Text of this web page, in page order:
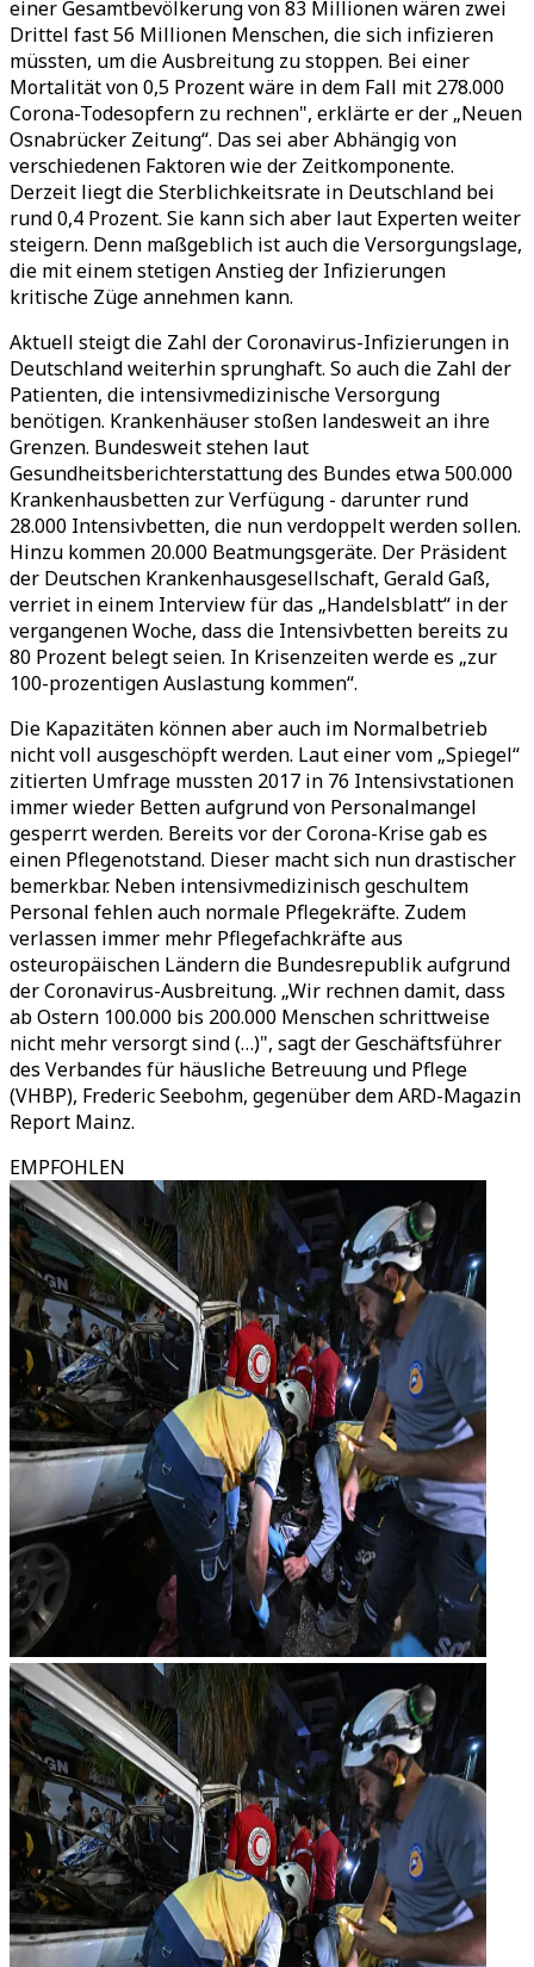
einer Gesamtbevölkerung von 83 Millionen wären zwei
Drittel fast 56 Millionen Menschen, die sich infizieren
müssten, um die Ausbreitung zu stoppen. Bei einer
Mortalität von 0,5 Prozent wäre in dem Fall mit 278.000
Corona-Todesopfern zu rechnen", erklärte er der „Neuen
Osnabrücker Zeitung“. Das sei aber Abhängig von
verschiedenen Faktoren wie der Zeitkomponente.
Derzeit liegt die Sterblichkeitsrate in Deutschland bei
rund 0,4 Prozent. Sie kann sich aber laut Experten weiter
steigern. Denn maßgeblich ist auch die Versorgungslage,
die mit einem stetigen Anstieg der Infizierungen
kritische Züge annehmen kann.
Aktuell steigt die Zahl der Coronavirus-Infizierungen in
Deutschland weiterhin sprunghaft. So auch die Zahl der
Patienten, die intensivmedizinische Versorgung
benötigen. Krankenhäuser stoßen landesweit an ihre
Grenzen. Bundesweit stehen laut
Gesundheitsberichterstattung des Bundes etwa 500.000
Krankenhausbetten zur Verfügung - darunter rund
28.000 Intensivbetten, die nun verdoppelt werden sollen.
Hinzu kommen 20.000 Beatmungsgeräte. Der Präsident
der Deutschen Krankenhausgesellschaft, Gerald Gaß,
verriet in einem Interview für das „Handelsblatt“ in der
vergangenen Woche, dass die Intensivbetten bereits zu
80 Prozent belegt seien. In Krisenzeiten werde es „zur
100-prozentigen Auslastung kommen“.
Die Kapazitäten können aber auch im Normalbetrieb
nicht voll ausgeschöpft werden. Laut einer vom „Spiegel“
zitierten Umfrage mussten 2017 in 76 Intensivstationen
immer wieder Betten aufgrund von Personalmangel
gesperrt werden. Bereits vor der Corona-Krise gab es
einen Pflegenotstand. Dieser macht sich nun drastischer
bemerkbar. Neben intensivmedizinisch geschultem
Personal fehlen auch normale Pflegekräfte. Zudem
verlassen immer mehr Pflegefachkräfte aus
osteuropäischen Ländern die Bundesrepublik aufgrund
der Coronavirus-Ausbreitung. „Wir rechnen damit, dass
ab Ostern 100.000 bis 200.000 Menschen schrittweise
nicht mehr versorgt sind (…)", sagt der Geschäftsführer
des Verbandes für häusliche Betreuung und Pflege
(VHBP), Frederic Seebohm, gegenüber dem ARD-Magazin
Report Mainz.
EMPFOHLEN